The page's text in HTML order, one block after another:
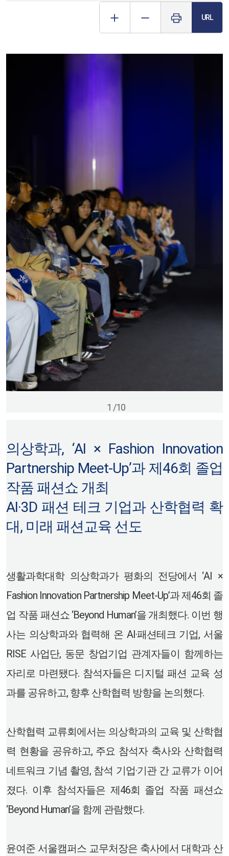
URL
1 /10
의상학과, ‘AI × Fashion Innovation
Partnership Meet-Up’과 제46회 졸업
작품 패션쇼 개최
AI·3D 패션 테크 기업과 산학협력 확
대, 미래 패션교육 선도
생활과학대학 의상학과가 평화의 전당에서 ‘AI ×
Fashion Innovation Partnership Meet-Up’과 제46회 졸
업 작품 패션쇼 ‘Beyond Human’을 개최했다. 이번 행
사는 의상학과와 협력해 온 AI·패션테크 기업, 서울
RISE 사업단, 동문 창업기업 관계자들이 함께하는
자리로 마련됐다. 참석자들은 디지털 패션 교육 성
과를 공유하고, 향후 산학협력 방향을 논의했다.
산학협력 교류회에서는 의상학과의 교육 및 산학협
력 현황을 공유하고, 주요 참석자 축사와 산학협력
네트워크 기념 촬영, 참석 기업·기관 간 교류가 이어
졌다. 이후 참석자들은 제46회 졸업 작품 패션쇼
‘Beyond Human’을 함께 관람했다.
윤여준 서울캠퍼스 교무처장은 축사에서 대학과 산